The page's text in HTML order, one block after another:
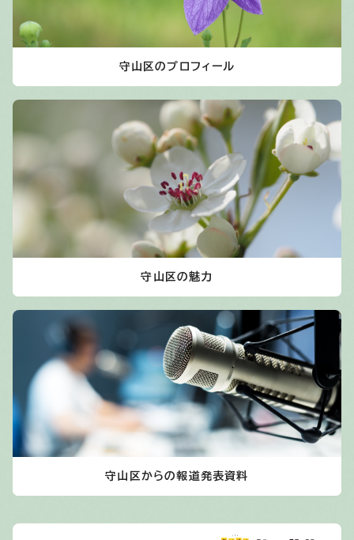
守山区のプロフィール
守山区の魅力
守山区からの報道発表資料